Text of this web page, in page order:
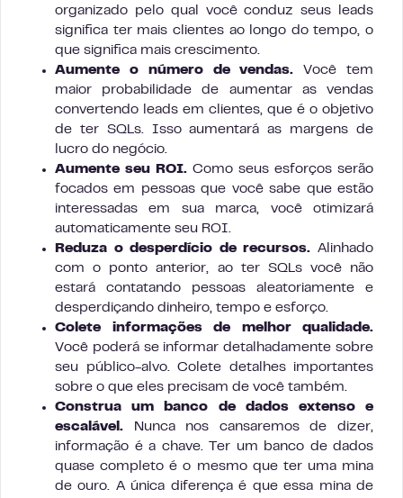
organizado pelo qual você conduz seus leads
significa ter mais clientes ao longo do tempo, o
que significa mais crescimento.
Aumente o número de vendas. Você tem
maior probabilidade de aumentar as vendas
convertendo leads em clientes, que é o objetivo
de ter SQLs. Isso aumentará as margens de
lucro do negócio.
Aumente seu ROI. Como seus esforços serão
focados em pessoas que você sabe que estão
interessadas em sua marca, você otimizará
automaticamente seu ROI.
Reduza o desperdício de recursos. Alinhado
com o ponto anterior, ao ter SQLs você não
estará contatando pessoas aleatoriamente e
desperdiçando dinheiro, tempo e esforço.
Colete informações de melhor qualidade.
Você poderá se informar detalhadamente sobre
seu público-alvo. Colete detalhes importantes
sobre o que eles precisam de você também.
Construa um banco de dados extenso e
escalável. Nunca nos cansaremos de dizer,
informação é a chave. Ter um banco de dados
quase completo é o mesmo que ter uma mina
de ouro. A única diferença é que essa mina de